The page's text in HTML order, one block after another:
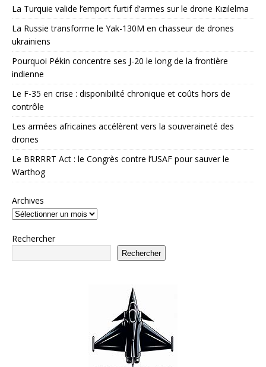
La Turquie valide l’emport furtif d’armes sur le drone Kızılelma
La Russie transforme le Yak-130M en chasseur de drones
ukrainiens
Pourquoi Pékin concentre ses J-20 le long de la frontière
indienne
Le F-35 en crise : disponibilité chronique et coûts hors de
contrôle
Les armées africaines accélèrent vers la souveraineté des
drones
Le BRRRRT Act : le Congrès contre l’USAF pour sauver le
Warthog
Archives
Rechercher
Rechercher